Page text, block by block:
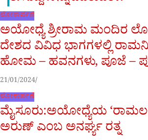
ಲೋಕಾರ್ಪಣೆ
ಅಯೋಧ್ಯೆ ಶ್ರೀರಾಮ ಮಂದಿರ
ದೇಶದ ವಿವಿಧ ಭಾಗಗಳಲ್ಲಿ
ಹೋಮ – ಹವನಗಳು, ಪೂಜೆ –
21/01/2024
ಲೋಕಾರ್ಪಣೆ
ಮೈಸೂರು:ಅಯೋಧ್ಯೆಯ
ಅರುಣ್ ಎಂಬ ಅನರ್ಘ್ಯ ರತ್ನ